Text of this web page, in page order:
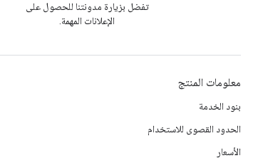
تفضل بزيارة مدونتنا للحصول على
الإعلانات المهمة.
معلومات المنتج
بنود الخدمة
الحدود القصوى للاستخدام
الأسعار